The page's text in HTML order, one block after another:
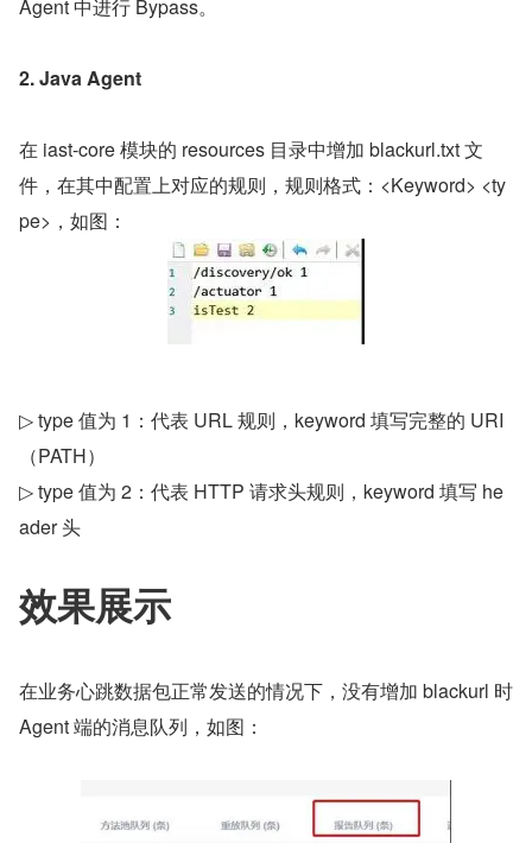
Agent 中进行 Bypass。
2. Java Agent
在 iast-core 模块的 resources 目录中增加 blackurl.txt 文
件，在其中配置上对应的规则，规则格式：<Keyword> <ty
pe>，如图：
▷ type 值为 1：代表 URL 规则，keyword 填写完整的 URI
（PATH）
▷ type 值为 2：代表 HTTP 请求头规则，keyword 填写 he
ader 头
效果展示
在业务心跳数据包正常发送的情况下，没有增加 blackurl 时
Agent 端的消息队列，如图：